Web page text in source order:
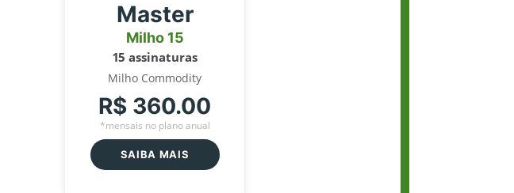
Master
Milho 15
15 assinaturas
Milho Commodity
R$ 360.00
*mensais no plano anual
SAIBA MAIS